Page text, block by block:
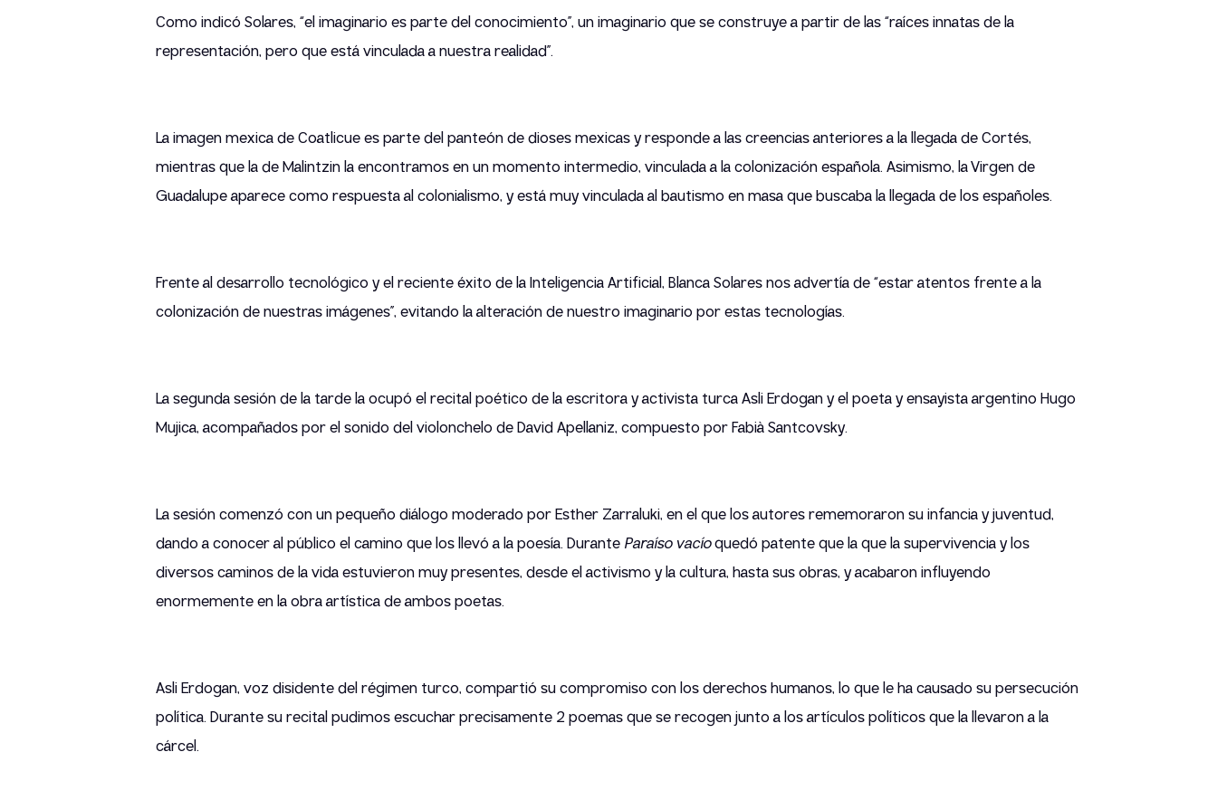
Como indicó Solares, “el imaginario es parte del conocimiento”, un imaginario que se construye a partir de las “raíces innatas de la
representación, pero que está vinculada a nuestra realidad”.
La imagen mexica de Coatlicue es parte del panteón de dioses mexicas y responde a las creencias anteriores a la llegada de Cortés,
mientras que la de Malintzin la encontramos en un momento intermedio, vinculada a la colonización española. Asimismo, la Virgen de
Guadalupe aparece como respuesta al colonialismo, y está muy vinculada al bautismo en masa que buscaba la llegada de los españoles.
Frente al desarrollo tecnológico y el reciente éxito de la Inteligencia Artificial, Blanca Solares nos advertía de “estar atentos frente a la
colonización de nuestras imágenes”, evitando la alteración de nuestro imaginario por estas tecnologías.
La segunda sesión de la tarde la ocupó el recital poético de la escritora y activista turca Asli Erdogan y el poeta y ensayista argentino Hugo
Mujica, acompañados por el sonido del violonchelo de David Apellaniz, compuesto por Fabià Santcovsky.
La sesión comenzó con un pequeño diálogo moderado por Esther Zarraluki, en el que los autores rememoraron su infancia y juventud,
dando a conocer al público el camino que los llevó a la poesía. Durante Paraíso vacíoquedó patente que la que la supervivencia y los
diversos caminos de la vida estuvieron muy presentes, desde el activismo y la cultura, hasta sus obras, y acabaron influyendo
enormemente en la obra artística de ambos poetas.
Asli Erdogan, voz disidente del régimen turco, compartió su compromiso con los derechos humanos, lo que le ha causado su persecución
política. Durante su recital pudimos escuchar precisamente 2 poemas que se recogen junto a los artículos políticos que la llevaron a la
cárcel.